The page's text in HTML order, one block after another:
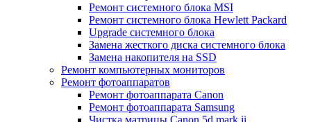
Ремонт системного блока MSI
Ремонт системного блока Hewlett Packard
Upgrade системного блока
Замена жесткого диска системного блока
Замена накопителя на SSD
Ремонт компьютерных мониторов
Ремонт фотоаппаратов
Ремонт фотоаппарата Canon
Ремонт фотоаппарата Samsung
Чистка матрицы Canon 5d mark ii